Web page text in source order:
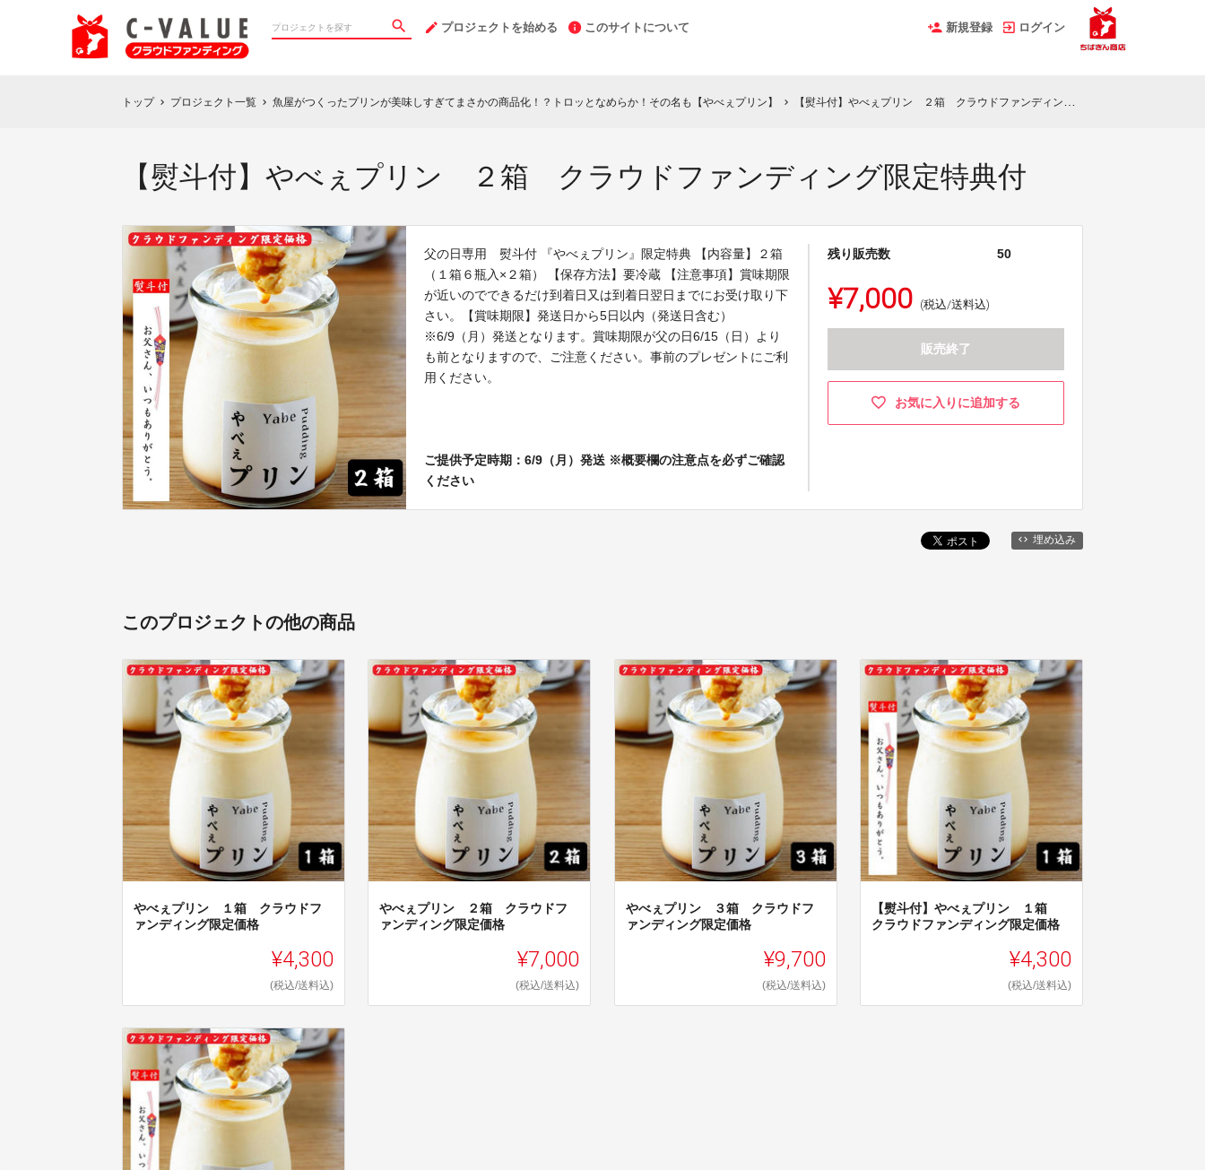
プロジェクトを始める このサイトについて 新規登録 ログイン
トップ chevron_right プロジェクト一覧 chevron_right 魚屋がつくったプリンが美味しすぎてまさかの商品化！？トロッとなめらか！その名も【やべぇプリン】 chevron_right 【熨斗付】やべぇプリン ２箱 クラウドファンディング限定特典付
【熨斗付】やべぇプリン ２箱 クラウドファンディング限定特典付
父の日専用 熨斗付 『やべぇプリン』限定特典 【内容量】２箱
（１箱６瓶入×２箱） 【保存方法】要冷蔵 【注意事項】賞味期限
が近いのでできるだけ到着日又は到着日翌日までにお受け取り下
さい。【賞味期限】発送日から5日以内（発送日含む）
※6/9（月）発送となります。賞味期限が父の日6/15（日）より
も前となりますので、ご注意ください。事前のプレゼントにご利
用ください。
ご提供予定時期：6/9（月）発送 ※概要欄の注意点を必ずご確認
ください
残り販売数 50
¥7,000 (税込/送料込)
販売終了
お気に入りに追加する
埋め込み
このプロジェクトの他の商品
やべぇプリン １箱 クラウドフ
ァンディング限定価格
¥4,300
(税込/送料込)
やべぇプリン ２箱 クラウドフ
ァンディング限定価格
¥7,000
(税込/送料込)
やべぇプリン ３箱 クラウドフ
ァンディング限定価格
¥9,700
(税込/送料込)
【熨斗付】やべぇプリン １箱
クラウドファンディング限定価格
¥4,300
(税込/送料込)